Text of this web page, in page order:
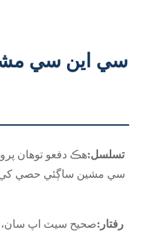
سي اين سي
تسلسل:هڪ دفعو توهان
سي مشين ساڳئي حصي کي
رفتار: